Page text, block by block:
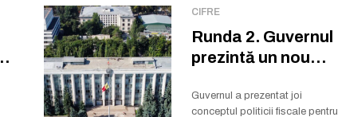
CIFRE
Runda 2. Guvernul
prezintă un nou
Guvernul a prezentat joi
conceptul politicii fiscale pentru